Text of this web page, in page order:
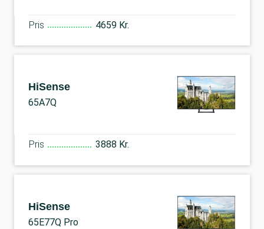
Pris 4659 Kr.
HiSense
65A7Q
Pris 3888 Kr.
HiSense
65E77Q Pro